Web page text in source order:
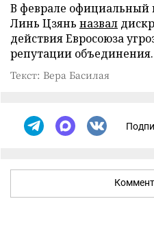
В феврале
Линь Цзянь назвал
действия Евросоюза
репутации объединения.
Текст: Вера Басилая